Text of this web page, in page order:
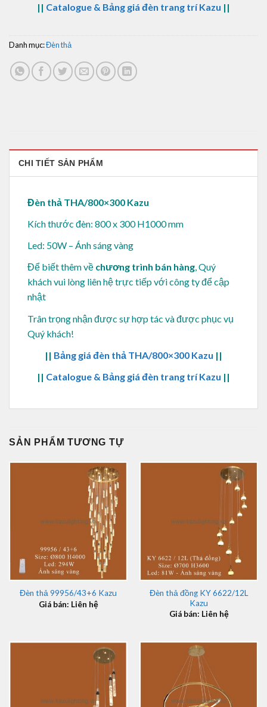
|| Catalogue & Bảng giá đèn trang trí Kazu ||
Danh mục:Đèn thả
CHI TIẾT SẢN PHẨM
Đèn thả THA/800×300 Kazu
Kích thước đèn: 800 x 300 H1000 mm
Led: 50W – Ánh sáng vàng
Để biết thêm về chương trình bán hàng, Quý
khách vui lòng liên hệ trực tiếp với công ty để cập
nhật
Trân trọng nhận được sự hợp tác và được phục vụ
Quý khách!
|| Bảng giá đèn thả THA/800×300 Kazu ||
|| Catalogue & Bảng giá đèn trang trí Kazu ||
SẢN PHẨM TƯƠNG TỰ
Đèn thả 99956/43+6 Kazu
Giá bán: Liên hệ
Đèn thả đồng KY 6622/12L
Kazu
Giá bán: Liên hệ